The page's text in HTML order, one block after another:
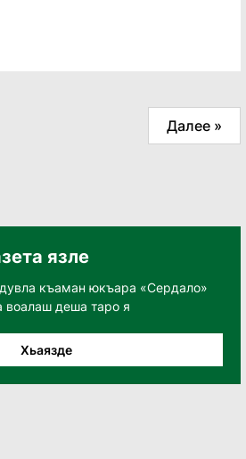
Далее »
язле
къаман юкъара «Сердало»
воалаш деша таро я
Хьаязде